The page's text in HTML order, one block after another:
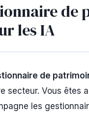
les IA
de
secteur. Vous êtes
les